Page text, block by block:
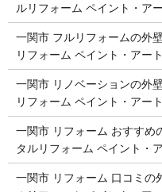
ルリフォーム ペイント・ア
一関市 フルリフォームの外
リフォーム ペイント・アー
一関市 リノベーションの外
リフォーム ペイント・アー
一関市 リフォーム おすすめ
タルリフォーム ペイント・
一関市 リフォーム 口コミの